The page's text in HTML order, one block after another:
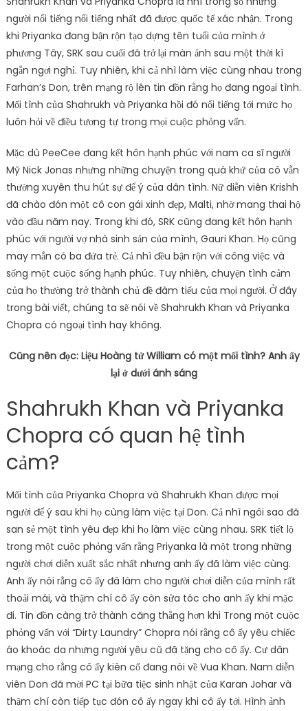
người nổi tiếng nổi tiếng nhất đã được quốc tế xác nhận. Trong
khi Priyanka đang bận rộn tạo dựng tên tuổi của mình ở
phương Tây, SRK sau cuối đã trở lại màn ảnh sau một thời kì
ngắn ngơi nghỉ. Tuy nhiên, khi cả nhì làm việc cùng nhau trong
Farhan’s Don, trên mạng rộ lên tin đồn rằng họ đang ngoại tình.
Mối tình của Shahrukh và Priyanka hồi đó nổi tiếng tới mức họ
luôn hỏi về điều tương tự trong mọi cuộc phỏng vấn.
Mặc dù PeeCee đang kết hôn hạnh phúc với nam ca sĩ người
Mỹ Nick Jonas nhưng những chuyện trong quá khứ của cô vẫn
thường xuyên thu hút sự để ý của dân tình. Nữ diễn viên Krishh
đã chào đón một cô con gái xinh đẹp, Malti, nhờ mang thai hộ
vào đầu năm nay. Trong khi đó, SRK cũng đang kết hôn hạnh
phúc với người vợ nhà sinh sản của mình, Gauri Khan. Họ cũng
may mắn có ba đứa trẻ. Cả nhì đều bận rộn với công việc và
sống một cuộc sống hạnh phúc. Tuy nhiên, chuyện tình cảm
của họ thường trở thành chủ đề đàm tiếu của mọi người. Ở đây
trong bài viết, chúng ta sẽ nói về Shahrukh Khan và Priyanka
Chopra có ngoại tình hay không.
Cũng nên đọc: Liệu Hoàng tử William có một mối tình? Anh ấy
lại ở dưới ánh sáng
Shahrukh Khan và Priyanka
Chopra có quan hệ tình
cảm?
Mối tình của Priyanka Chopra và Shahrukh Khan được mọi
người để ý sau khi họ cùng làm việc tại Don. Cả nhì ngôi sao đã
san sẻ một tình yêu đẹp khi họ làm việc cùng nhau. SRK tiết lộ
trong một cuộc phỏng vấn rằng Priyanka là một trong những
người chơi diễn xuất sắc nhất nhưng anh ấy đã làm việc cùng.
Anh ấy nói rằng cô ấy đã làm cho người chơi diễn của mình rất
thoải mái, và thậm chí cô ấy còn sửa tóc cho anh ấy khi mặc
đi. Tin đồn càng trở thành căng thẳng hơn khi Trong một cuộc
phỏng vấn với “Dirty Laundry” Chopra nói rằng cô ấy yêu chiếc
áo khoác da nhưng người yêu cũ đã tặng cho cô ấy. Cư dân
mạng cho rằng cô ấy kiên cố đang nói về Vua Khan. Nam diễn
viên Don đã mời PC tại bữa tiệc sinh nhật của Karan Johar và
thậm chí còn tiếp tục đón cô ấy ngay khi cô ấy tới. Hình ảnh